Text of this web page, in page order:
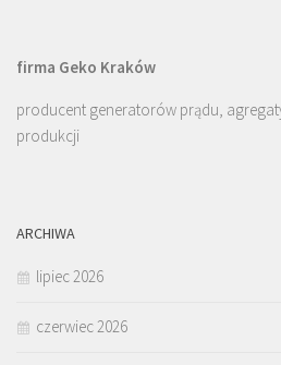
firma Geko Kraków
producent generatorów prądu,
produkcji
ARCHIWA
lipiec 2026
czerwiec 2026